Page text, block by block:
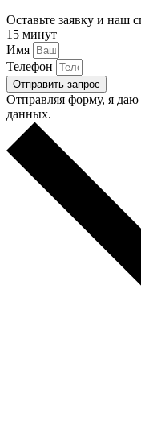
Оставьте заявку и наш
15 минут
Имя
Телефон
Отправить запрос
Отправляя форму, я даю
данных.